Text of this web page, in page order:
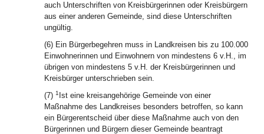
auch Unterschriften von Kreisbürgerinnen oder Kreisbürgern
aus einer anderen Gemeinde, sind diese Unterschriften
ungültig.
(6) Ein Bürgerbegehren muss in Landkreisen bis zu 100.000
Einwohnerinnen und Einwohnern von mindestens 6 v.H., im
übrigen von mindestens 5 v.H. der Kreisbürgerinnen und
Kreisbürger unterschrieben sein.
(7) 1 Ist eine kreisangehörige Gemeinde von einer
Maßnahme des Landkreises besonders betroffen, so kann
ein Bürgerentscheid über diese Maßnahme auch von den
Bürgerinnen und Bürgern dieser Gemeinde beantragt